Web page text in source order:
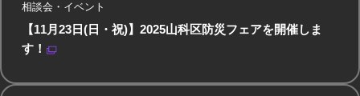
【11月23日(日・祝)】2025山科区防災フェアを開催しま
す！
相談会・イベント